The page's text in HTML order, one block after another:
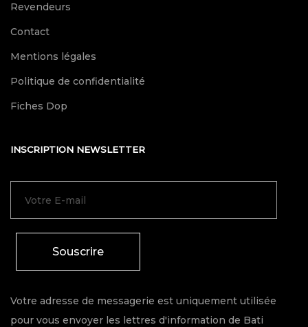
Revendeurs
Contact
Mentions légales
Politique de confidentialité
Fiches Dop
INSCRIPTION NEWSLETTER
Souscrire
Votre adresse de messagerie est uniquement utilisée
pour vous envoyer les lettres d'information de Bati